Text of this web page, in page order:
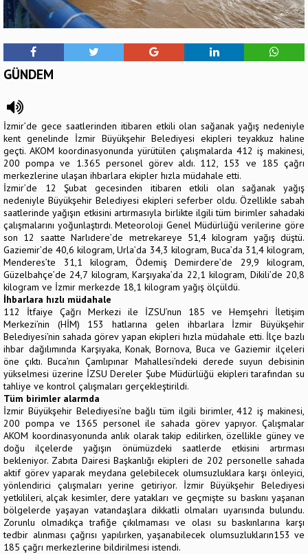
GÜNDEM
İzmir’de gece saatlerinden itibaren etkili olan sağanak yağış nedeniyle
kent genelinde İzmir Büyükşehir Belediyesi ekipleri teyakkuz haline
geçti. AKOM koordinasyonunda yürütülen çalışmalarda 412 iş makinesi,
200 pompa ve 1.365 personel görev aldı. 112, 153 ve 185 çağrı
merkezlerine ulaşan ihbarlara ekipler hızla müdahale etti.
İzmir’de 12 Şubat gecesinden itibaren etkili olan sağanak yağış
nedeniyle Büyükşehir Belediyesi ekipleri seferber oldu. Özellikle sabah
saatlerinde yağışın etkisini artırmasıyla birlikte ilgili tüm birimler sahadaki
çalışmalarını yoğunlaştırdı. Meteoroloji Genel Müdürlüğü verilerine göre
son 12 saatte Narlıdere’de metrekareye 51,4 kilogram yağış düştü.
Gaziemir’de 40,6 kilogram, Urla’da 34,3 kilogram, Buca’da 31,4 kilogram,
Menderes’te 31,1 kilogram, Ödemiş Demirdere’de 29,9 kilogram,
Güzelbahçe’de 24,7 kilogram, Karşıyaka’da 22,1 kilogram, Dikili’de 20,8
kilogram ve İzmir merkezde 18,1 kilogram yağış ölçüldü.
İhbarlara hızlı müdahale
112 İtfaiye Çağrı Merkezi ile İZSU’nun 185 ve Hemşehri İletişim
Merkezi’nin (HİM) 153 hatlarına gelen ihbarlara İzmir Büyükşehir
Belediyesi’nin sahada görev yapan ekipleri hızla müdahale etti. İlçe bazlı
ihbar dağılımında Karşıyaka, Konak, Bornova, Buca ve Gaziemir ilçeleri
öne çıktı. Buca’nın Çamlıpınar Mahallesi’ndeki derede suyun debisinin
yükselmesi üzerine İZSU Dereler Şube Müdürlüğü ekipleri tarafından su
tahliye ve kontrol çalışmaları gerçekleştirildi.
Tüm birimler alarmda
İzmir Büyükşehir Belediyesi’ne bağlı tüm ilgili birimler, 412 iş makinesi,
200 pompa ve 1365 personel ile sahada görev yapıyor. Çalışmalar
AKOM koordinasyonunda anlık olarak takip edilirken, özellikle güney ve
doğu ilçelerde yağışın önümüzdeki saatlerde etkisini artırması
bekleniyor. Zabıta Dairesi Başkanlığı ekipleri de 202 personelle sahada
aktif görev yaparak meydana gelebilecek olumsuzluklara karşı önleyici,
yönlendirici çalışmaları yerine getiriyor. İzmir Büyükşehir Belediyesi
yetkilileri, alçak kesimler, dere yatakları ve geçmişte su baskını yaşanan
bölgelerde yaşayan vatandaşlara dikkatli olmaları uyarısında bulundu.
Zorunlu olmadıkça trafiğe çıkılmaması ve olası su baskınlarına karşı
tedbir alınması çağrısı yapılırken, yaşanabilecek olumsuzlukların153 ve
185 çağrı merkezlerine bildirilmesi istendi.